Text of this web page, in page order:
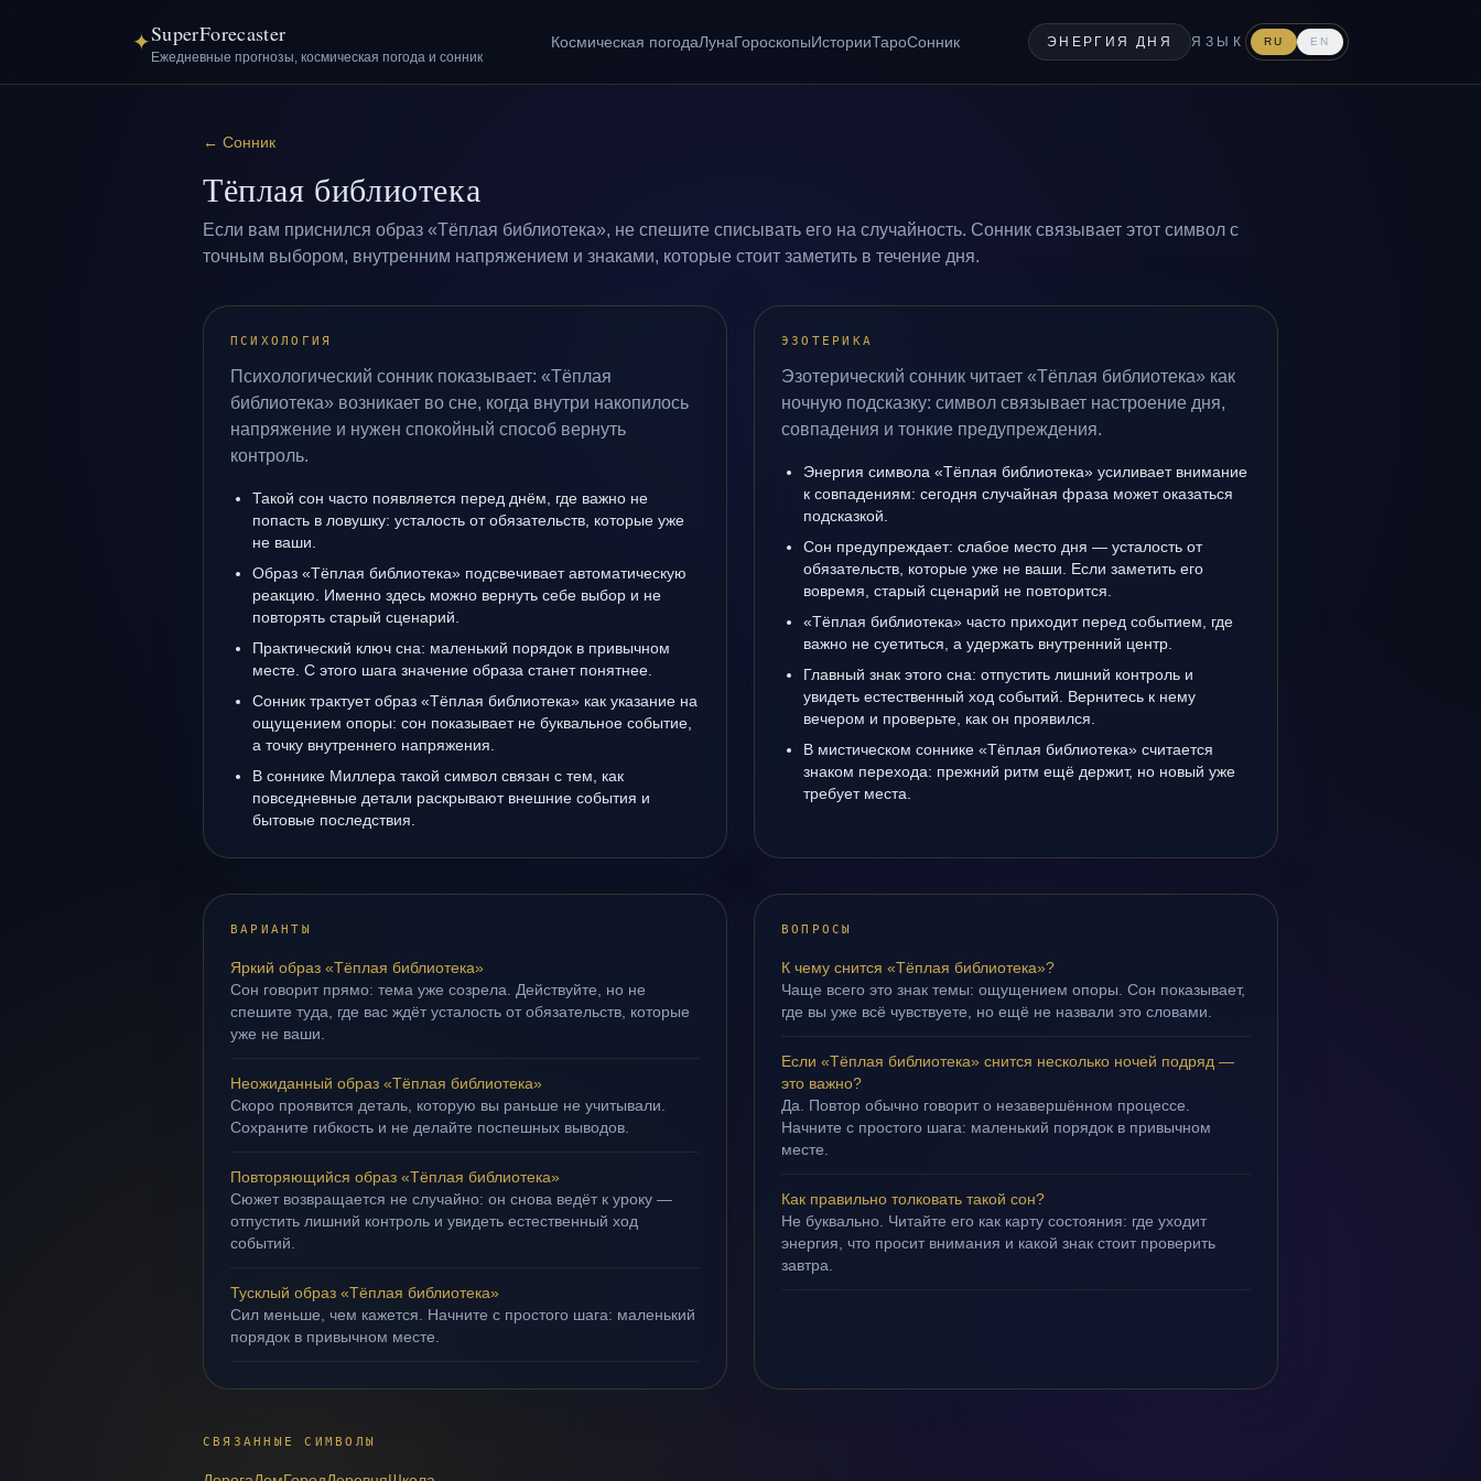
✦SuperForecaster
Ежедневные прогнозы, космическая погода и сонник
Космическая погодаЛунаГороскопыИсторииТароСонник ЭНЕРГИЯ ДНЯ ЯЗЫК RU EN
← Сонник
Тёплая библиотека
Если вам приснился образ «Тёплая библиотека», не спешите списывать его на случайность. Сонник связывает этот символ с
точным выбором, внутренним напряжением и знаками, которые стоит заметить в течение дня.
ПСИХОЛОГИЯ
Психологический сонник показывает: «Тёплая
библиотека» возникает во сне, когда внутри накопилось
напряжение и нужен спокойный способ вернуть
контроль.
Такой сон часто появляется перед днём, где важно не
попасть в ловушку: усталость от обязательств, которые уже
не ваши.
Образ «Тёплая библиотека» подсвечивает автоматическую
реакцию. Именно здесь можно вернуть себе выбор и не
повторять старый сценарий.
Практический ключ сна: маленький порядок в привычном
месте. С этого шага значение образа станет понятнее.
Сонник трактует образ «Тёплая библиотека» как указание на
ощущением опоры: сон показывает не буквальное событие,
а точку внутреннего напряжения.
В соннике Миллера такой символ связан с тем, как
повседневные детали раскрывают внешние события и
бытовые последствия.
ЭЗОТЕРИКА
Эзотерический сонник читает «Тёплая библиотека» как
ночную подсказку: символ связывает настроение дня,
совпадения и тонкие предупреждения.
Энергия символа «Тёплая библиотека» усиливает внимание
к совпадениям: сегодня случайная фраза может оказаться
подсказкой.
Сон предупреждает: слабое место дня — усталость от
обязательств, которые уже не ваши. Если заметить его
вовремя, старый сценарий не повторится.
«Тёплая библиотека» часто приходит перед событием, где
важно не суетиться, а удержать внутренний центр.
Главный знак этого сна: отпустить лишний контроль и
увидеть естественный ход событий. Вернитесь к нему
вечером и проверьте, как он проявился.
В мистическом соннике «Тёплая библиотека» считается
знаком перехода: прежний ритм ещё держит, но новый уже
требует места.
ВАРИАНТЫ
Яркий образ «Тёплая библиотека»
Сон говорит прямо: тема уже созрела. Действуйте, но не
спешите туда, где вас ждёт усталость от обязательств, которые
уже не ваши.
Неожиданный образ «Тёплая библиотека»
Скоро проявится деталь, которую вы раньше не учитывали.
Сохраните гибкость и не делайте поспешных выводов.
Повторяющийся образ «Тёплая библиотека»
Сюжет возвращается не случайно: он снова ведёт к уроку —
отпустить лишний контроль и увидеть естественный ход
событий.
Тусклый образ «Тёплая библиотека»
Сил меньше, чем кажется. Начните с простого шага: маленький
порядок в привычном месте.
ВОПРОСЫ
К чему снится «Тёплая библиотека»?
Чаще всего это знак темы: ощущением опоры. Сон показывает,
где вы уже всё чувствуете, но ещё не назвали это словами.
Если «Тёплая библиотека» снится несколько ночей подряд —
это важно?
Да. Повтор обычно говорит о незавершённом процессе.
Начните с простого шага: маленький порядок в привычном
месте.
Как правильно толковать такой сон?
Не буквально. Читайте его как карту состояния: где уходит
энергия, что просит внимания и какой знак стоит проверить
завтра.
СВЯЗАННЫЕ СИМВОЛЫ